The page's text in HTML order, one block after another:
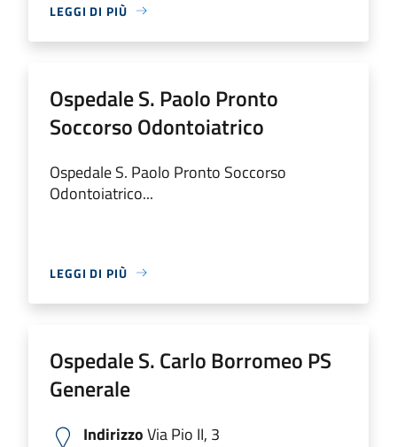
LEGGI DI PIÙ
Ospedale S. Paolo Pronto
Soccorso Odontoiatrico
Ospedale S. Paolo Pronto Soccorso
Odontoiatrico...
LEGGI DI PIÙ
Ospedale S. Carlo Borromeo PS
Generale
IndirizzoVia Pio II, 3